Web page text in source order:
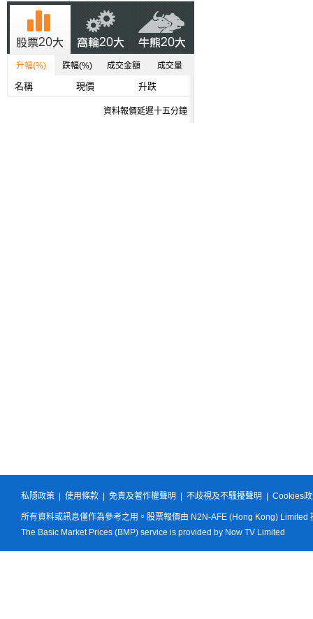
升幅(%) 跌幅(%) 成交金額 成交量
名稱 現價 升跌
資料報價延遲十五分鐘
私隱政策 使用條款 免責及著作權聲明 不歧視及不騷擾聲明 Cookies
所有資料或訊息僅作為參考之用。股票報價由 N2N-AFE (Hong Kong) Limited
The Basic Market Prices (BMP) service is provided by Now TV Limited